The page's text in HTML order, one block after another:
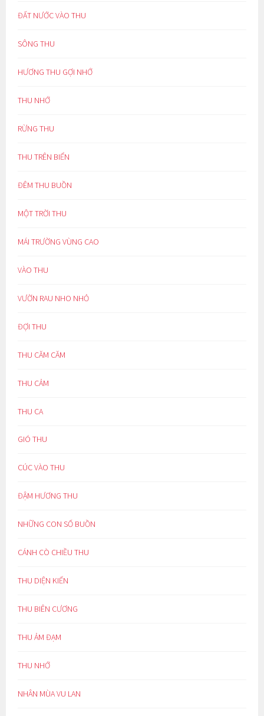
ĐẤT NƯỚC VÀO THU
SÔNG THU
HƯƠNG THU GỢI NHỚ
THU NHỚ
RỪNG THU
THU TRÊN BIỂN
ĐÊM THU BUỒN
MỘT TRỜI THU
MÁI TRƯỜNG VÙNG CAO
VÀO THU
VƯỜN RAU NHO NHỎ
ĐỢI THU
THU CĂM CĂM
THU CẢM
THU CA
GIÓ THU
CÚC VÀO THU
ĐẬM HƯƠNG THU
NHỮNG CON SỐ BUỒN
CÁNH CÒ CHIỀU THU
THU DIỆN KIẾN
THU BIÊN CƯƠNG
THU ẢM ĐẠM
THU NHỚ
NHÂN MÙA VU LAN